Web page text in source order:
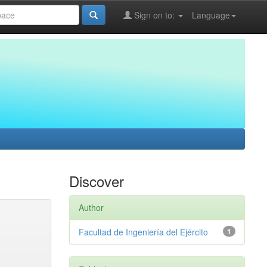
Language
Sign on to:
Discover
Author
1
Facultad de Ingeniería del Ejército